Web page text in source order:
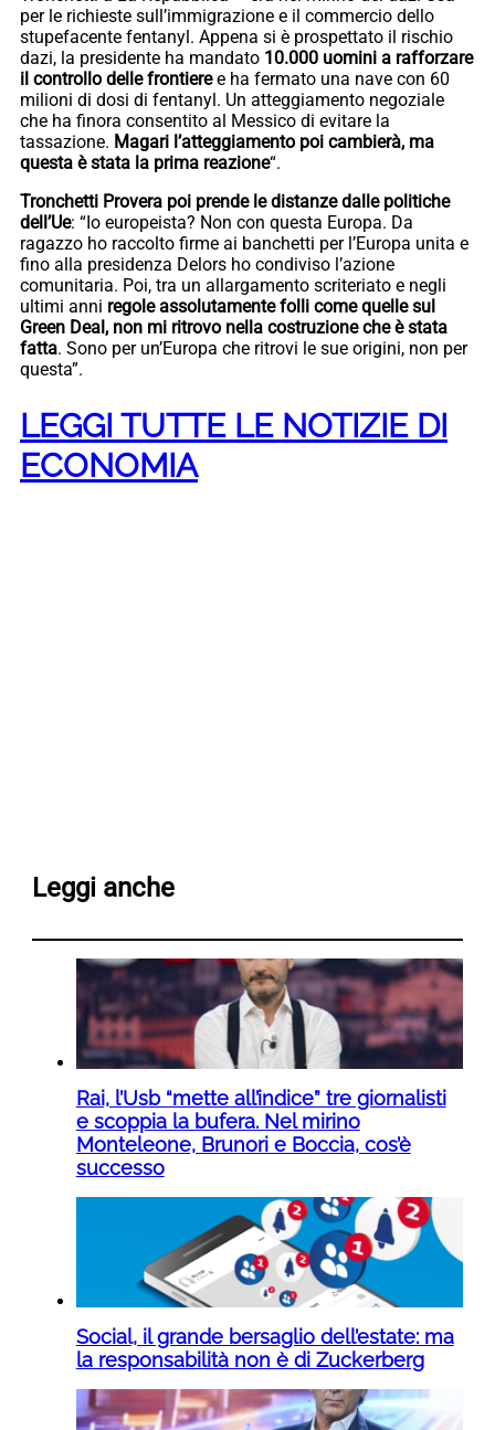
per le richieste sull’immigrazione e il commercio dello
stupefacente fentanyl. Appena si è prospettato il rischio
dazi, la presidente ha mandato 10.000 uomini a rafforzare
il controllo delle frontieree ha fermato una nave con 60
milioni di dosi di fentanyl. Un atteggiamento negoziale
che ha finora consentito al Messico di evitare la
tassazione. Magari l’atteggiamento poi cambierà, ma
questa è stata la prima reazione“.
Tronchetti Provera poi prende le distanze dalle politiche
dell’Ue: “Io europeista? Non con questa Europa. Da
ragazzo ho raccolto firme ai banchetti per l’Europa unita e
fino alla presidenza Delors ho condiviso l’azione
comunitaria. Poi, tra un allargamento scriteriato e negli
ultimi anni regole assolutamente folli come quelle sul
Green Deal, non mi ritrovo nella costruzione che è stata
fatta. Sono per un’Europa che ritrovi le sue origini, non per
questa”.
LEGGI TUTTE LE NOTIZIE DI
ECONOMIA
Leggi anche
Rai, l’Usb “mette all’indice” tre giornalisti
e scoppia la bufera. Nel mirino
Monteleone, Brunori e Boccia, cos’è
successo
Social, il grande bersaglio dell’estate: ma
la responsabilità non è di Zuckerberg